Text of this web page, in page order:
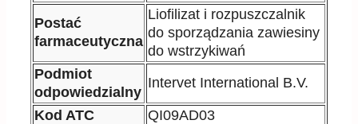
Postać
farmaceutyczna
Liofilizat i rozpuszczalnik
do sporządzania zawiesiny
do wstrzykiwań
Podmiot
odpowiedzialny
Intervet International B.V.
Kod ATC
QI09AD03